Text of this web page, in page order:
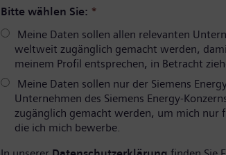
Bitte wählen Sie: *
Meine Daten sollen allen relevanten
weltweit zugänglich gemacht werden,
meinem Profil entsprechen, in Betracht
Meine Daten sollen nur der Siemens
Unternehmen des Siemens Energy-
zugänglich gemacht werden, um mich nur
die ich mich bewerbe.